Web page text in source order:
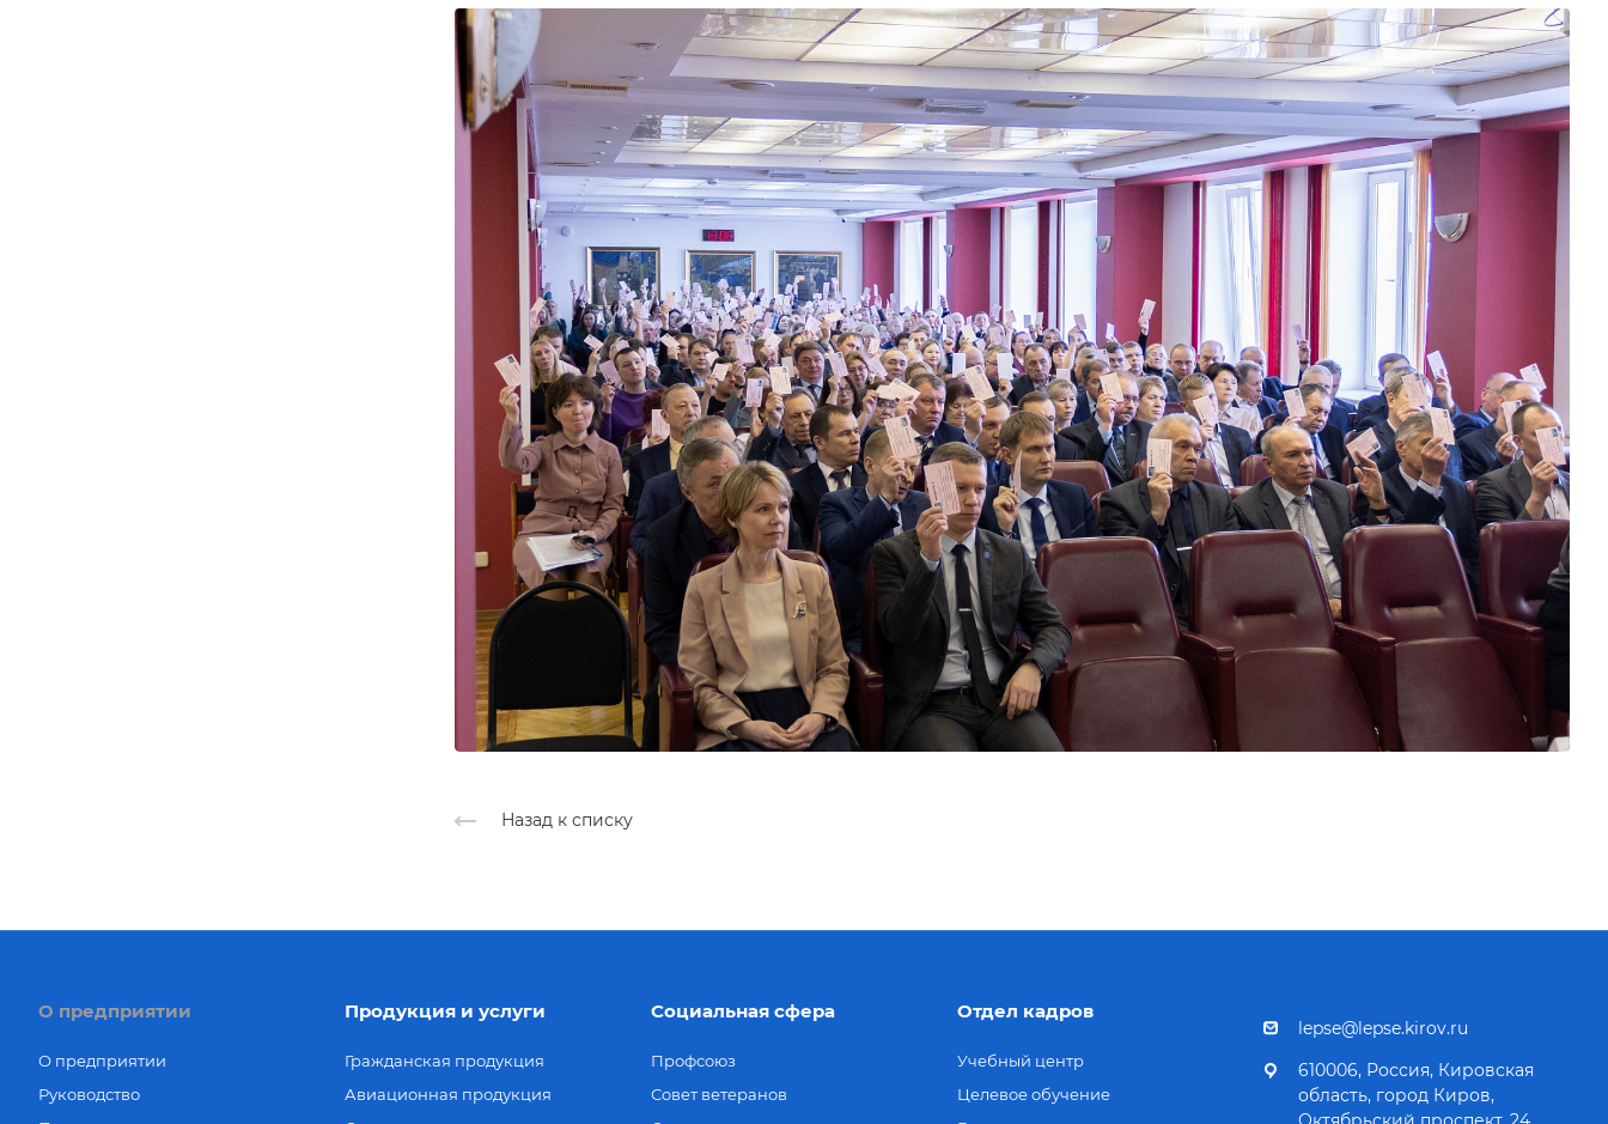
Назад к списку
О предприятии
О предприятии
Руководство
Продукция и услуги
Гражданская продукция
Авиационная продукция
Социальная сфера
Профсоюз
Совет ветеранов
Отдел кадров
Учебный центр
Целевое обучение
lepse@lepse.kirov.ru
610006, Россия, Кировская
область, город Киров,